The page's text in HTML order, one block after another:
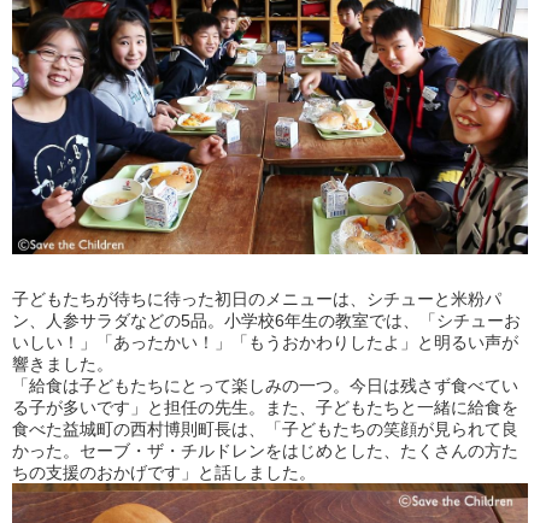
子どもたちが待ちに待った初日のメニューは、シチューと米粉パ
ン、人参サラダなどの5品。小学校6年生の教室では、「シチューお
いしい！」「あったかい！」「もうおかわりしたよ」と明るい声が
響きました。
「給食は子どもたちにとって楽しみの一つ。今日は残さず食べてい
る子が多いです」と担任の先生。また、子どもたちと一緒に給食を
食べた益城町の西村博則町長は、「子どもたちの笑顔が見られて良
かった。セーブ・ザ・チルドレンをはじめとした、たくさんの方た
ちの支援のおかげです」と話しました。